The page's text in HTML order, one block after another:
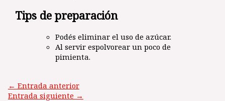
Tips de preparación
Podés eliminar el uso de azúcar.
Al servir espolvorear un poco de
pimienta.
← Entrada anterior
Entrada siguiente →